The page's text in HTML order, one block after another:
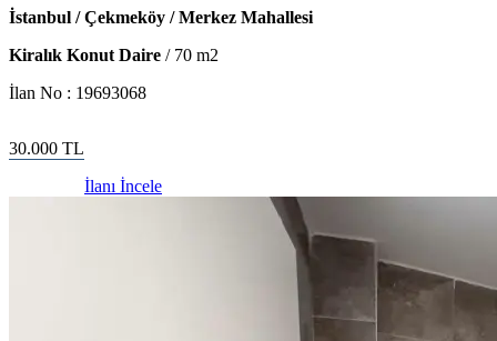
İstanbul / Çekmeköy / Merkez Mahallesi
Kiralık Konut Daire / 70 m2
İlan No : 19693068
30.000 TL
İlanı İncele